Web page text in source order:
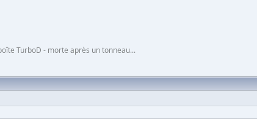
TurboD - morte après un tonneau...